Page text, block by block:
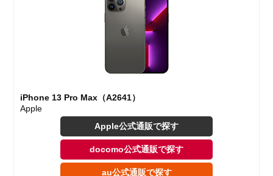
iPhone 13 Pro Max（A2641）
Apple
Apple公式通販で探す
docomo公式通販で探す
au公式通販で探す